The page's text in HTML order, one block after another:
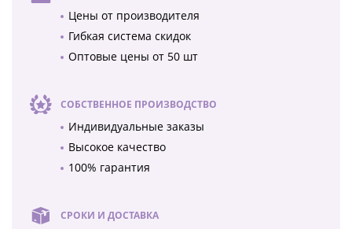
Цены от производителя
Гибкая система скидок
Оптовые цены от 50 шт
СОБСТВЕННОЕ ПРОИЗВОДСТВО
Индивидуальные заказы
Высокое качество
100% гарантия
СРОКИ И ДОСТАВКА